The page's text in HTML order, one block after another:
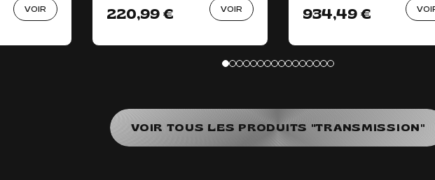
VOIR 220,99 € VOIR 934,49 €
VOIR TOUS LES PRODUITS "TRANSMISSION"